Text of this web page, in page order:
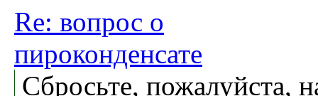
Re: вопрос о
пироконденсате
Сбросьте, пожалуйста,